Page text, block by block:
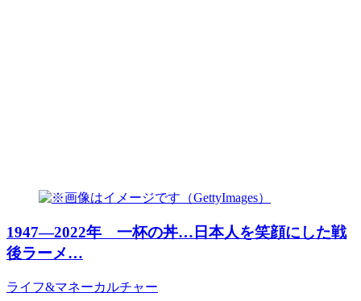
1947―2022年 一杯の丼…日本人を笑顔にした戦
後ラーメ…
ライフ&マネーカルチャー